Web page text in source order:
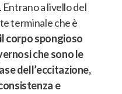
Entrano a livello del
terminale che è
corpo spongioso
che sono le
dell’eccitazione,
e